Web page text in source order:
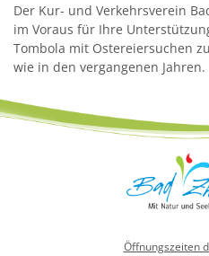
Der Kur- und Verkehrsverein
im Voraus für Ihre
Tombola mit Ostereiersuchen
wie in den vergangenen Jahren.
Öffnungszeiten